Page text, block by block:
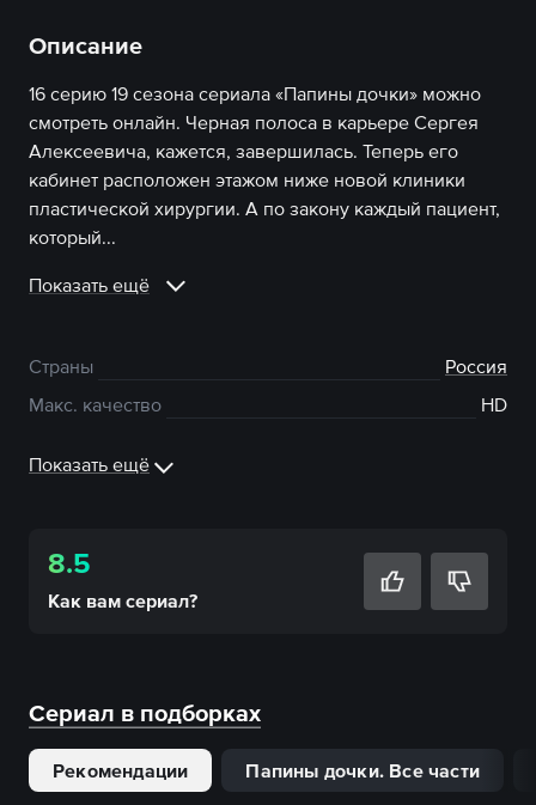
Описание
16 серию 19 сезона сериала «Папины дочки» можно
смотреть онлайн. Черная полоса в карьере Сергея
Алексеевича, кажется, завершилась. Теперь его
кабинет расположен этажом ниже новой клиники
пластической хирургии. А по закону каждый пациент,
который...
Показать ещё
Страны
Россия
Макс. качество
HD
Показать ещё
8.5
Как вам сериал?
Сериал в подборках
Рекомендации Папины дочки. Все части